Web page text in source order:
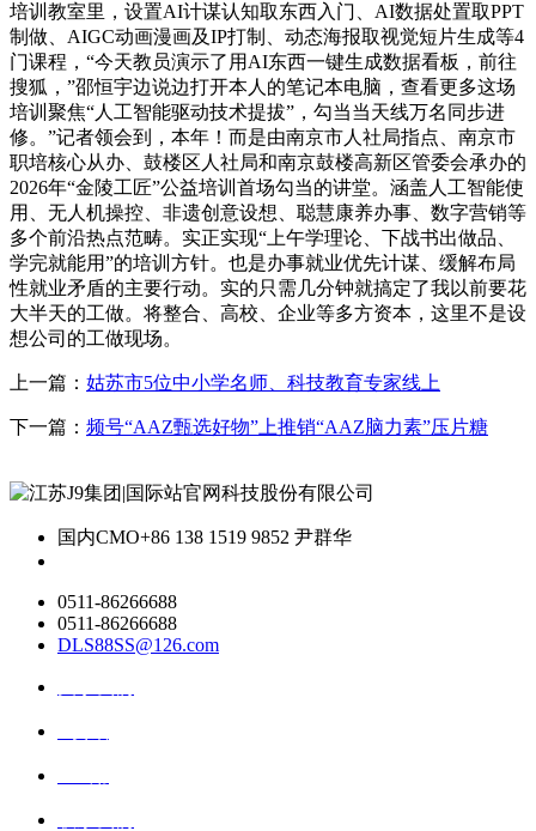
培训教室里，设置AI计谋认知取东西入门、AI数据处置取PPT
制做、AIGC动画漫画及IP打制、动态海报取视觉短片生成等4
门课程，“今天教员演示了用AI东西一键生成数据看板，前往
搜狐，”邵恒宇边说边打开本人的笔记本电脑，查看更多这场
培训聚焦“人工智能驱动技术提拔”，勾当当天线万名同步进
修。”记者领会到，本年！而是由南京市人社局指点、南京市
职培核心从办、鼓楼区人社局和南京鼓楼高新区管委会承办的
2026年“金陵工匠”公益培训首场勾当的讲堂。涵盖人工智能使
用、无人机操控、非遗创意设想、聪慧康养办事、数字营销等
多个前沿热点范畴。实正实现“上午学理论、下战书出做品、
学完就能用”的培训方针。也是办事就业优先计谋、缓解布局
性就业矛盾的主要行动。实的只需几分钟就搞定了我以前要花
大半天的工做。将整合、高校、企业等多方资本，这里不是设
想公司的工做现场。
上一篇： 姑苏市5位中小学名师、科技教育专家线上
下一篇： 频号“AAZ甄选好物”上推销“AAZ脑力素”压片糖
国内CMO+86 138 1519 9852 尹群华
0511-86266688
0511-86266688
DLS88SS@126.com